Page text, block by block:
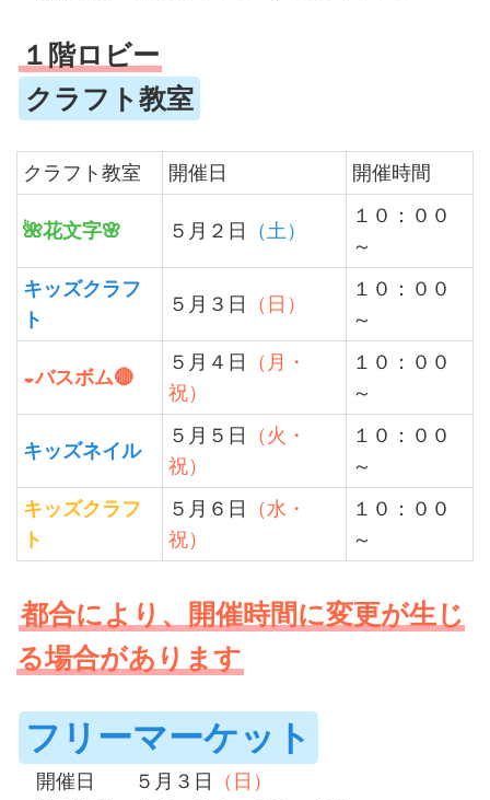
１階ロビー
クラフト教室
クラフト教室 開催日 開催時間
🌺花文字🌸 ５月２日 （土）
１０：００
～
キッズクラフ
ト
５月３日 （日）
１０：００
～
◒バスボム🔴
５月４日
（月・
祝）
１０：００
～
キッズネイル
５月５日
（火・
祝）
１０：００
～
キッズクラフ
ト
５月６日
（水・
祝）
１０：００
～
都合により、開催時間に変更が生じ
る場合があります
フリーマーケット
開催日 ５月３日
（日）